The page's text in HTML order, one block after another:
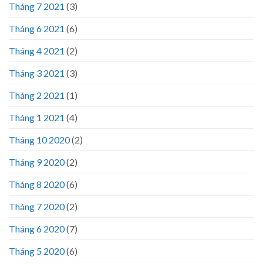
Tháng 7 2021 (3)
Tháng 6 2021 (6)
Tháng 4 2021 (2)
Tháng 3 2021 (3)
Tháng 2 2021 (1)
Tháng 1 2021 (4)
Tháng 10 2020(2)
Tháng 9 2020(2)
Tháng 8 2020(6)
Tháng 7 2020(2)
Tháng 6 2020(7)
Tháng 5 2020(6)